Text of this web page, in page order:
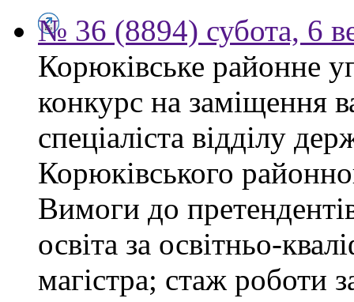
№ 36 (8894) субота, 6
Корюківське районне
конкурс на заміщення
спеціаліста відділу
Корюківського
Вимоги до
освіта за освітньо-
магістра; стаж роботи